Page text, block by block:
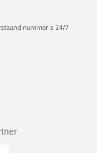
nummer is 24/7